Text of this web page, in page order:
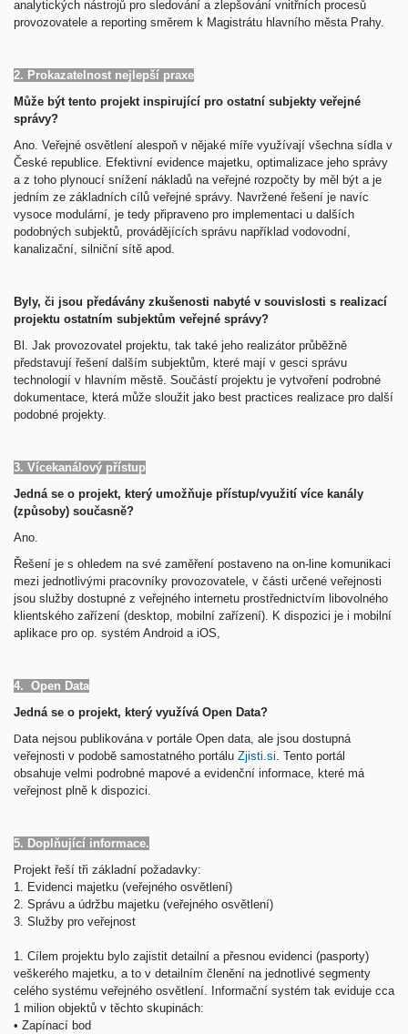
analytických nástrojů pro sledování a zlepšování vnitřních procesů
provozovatele a reporting směrem k Magistrátu hlavního města Prahy.
2. Prokazatelnost nejlepší praxe
Může být tento projekt inspirující pro ostatní subjekty veřejné
správy?
Ano. Veřejné osvětlení alespoň v nějaké míře využívají všechna sídla v
České republice. Efektivní evidence majetku, optimalizace jeho správy
a z toho plynoucí snížení nákladů na veřejné rozpočty by měl být a je
jedním ze základních cílů veřejné správy. Navržené řešení je navíc
vysoce modulární, je tedy připraveno pro implementaci u dalších
podobných subjektů, provádějících správu například vodovodní,
kanalizační, silniční sítě apod.
Byly, či jsou předávány zkušenosti nabyté v souvislosti s realizací
projektu ostatním subjektům veřejné správy?
Bl. Jak provozovatel projektu, tak také jeho realizátor průběžně
představují řešení dalším subjektům, které mají v gesci správu
technologií v hlavním městě. Součástí projektu je vytvoření podrobné
dokumentace, která může sloužit jako best practices realizace pro další
podobné projekty.
3. Vícekanálový přístup
Jedná se o projekt, který umožňuje přístup/využití více kanály
(způsoby) současně?
Ano.
Řešení je s ohledem na své zaměření postaveno na on-line komunikaci
mezi jednotlivými pracovníky provozovatele, v části určené veřejnosti
jsou služby dostupné z veřejného internetu prostřednictvím libovolného
klientského zařízení (desktop, mobilní zařízení). K dispozici je i mobilní
aplikace pro op. systém Android a iOS,
4. Open Data
Jedná se o projekt, který využívá Open Data?
Data nejsou publikována v portále Open data, ale jsou dostupná
veřejnosti v podobě samostatného portálu Zjisti.si . Tento portál
obsahuje velmi podrobné mapové a evidenční informace, které má
veřejnost plně k dispozici.
5. Doplňující informace.
Projekt řeší tři základní požadavky:
1.
Evidenci majetku (veřejného osvětlení)
2. Správu a údržbu majetku (veřejného osvětlení)
3. Služby pro veřejnost
1.
Cílem projektu bylo zajistit detailní a přesnou evidenci (pasporty)
veškerého majetku, a to v detailním členění na jednotlivé segmenty
celého systému veřejného osvětlení. Informační systém tak eviduje cca
1 milion objektů v těchto skupinách:
• Zapínací bod